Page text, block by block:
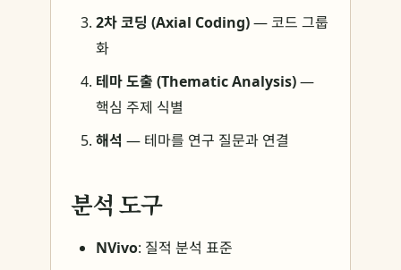
2차 코딩 (Axial Coding)— 코드 그룹
화
테마 도출 (Thematic Analysis)—
핵심 주제 식별
해석 — 테마를 연구 질문과 연결
분석 도구
NVivo: 질적 분석 표준